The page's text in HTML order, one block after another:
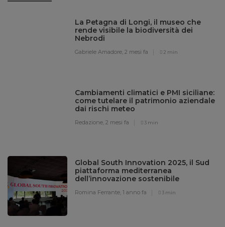
La Petagna di Longi, il museo che
rende visibile la biodiversità dei
Nebrodi
Gabriele Amadore,2 mesi fa 2 min
Cambiamenti climatici e PMI siciliane:
come tutelare il patrimonio aziendale
dai rischi meteo
Redazione,2 mesi fa 3 min
Global South Innovation 2025, il Sud
piattaforma mediterranea
dell’innovazione sostenibile
Romina Ferrante,1 anno fa 3 min